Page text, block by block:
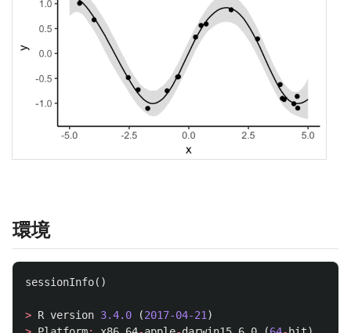
環境
sessionInfo()
> R version 3.4.0 (2017-04-21 )